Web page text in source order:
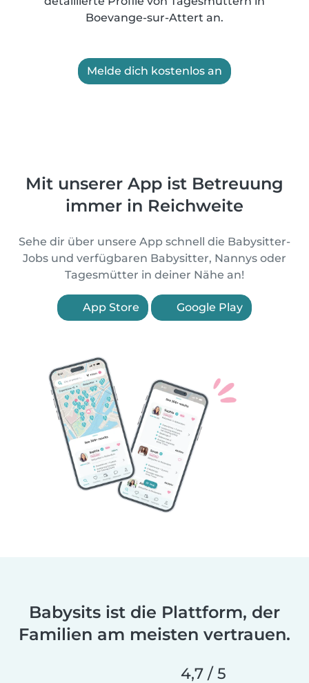
Boevange-sur-Attert an.
Melde dich kostenlos an
Mit unserer App ist Betreuung
immer in Reichweite
Sehe dir über unsere App schnell die Babysitter-
Jobs und verfügbaren Babysitter, Nannys oder
Tagesmütter in deiner Nähe an!
App Store Google Play
Babysits ist die Plattform, der
Familien am meisten vertrauen.
4,7 / 5